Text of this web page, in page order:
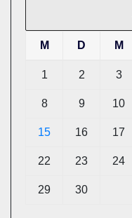
M D M
1 2 3
8 9 10
15 16 17
22 23 24
29 30